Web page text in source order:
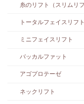
糸のリフト（スリムリフ
トータルフェイスリフト
ミニフェイスリフト
バッカルファット
アゴプロテーゼ
ネックリフト